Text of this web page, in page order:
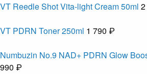
VT Reedle Shot Vita-light Cream 50ml
VT PDRN Toner 250ml 1 790 ₽
Numbuzin No.9 NAD+ PDRN Glow
990 ₽